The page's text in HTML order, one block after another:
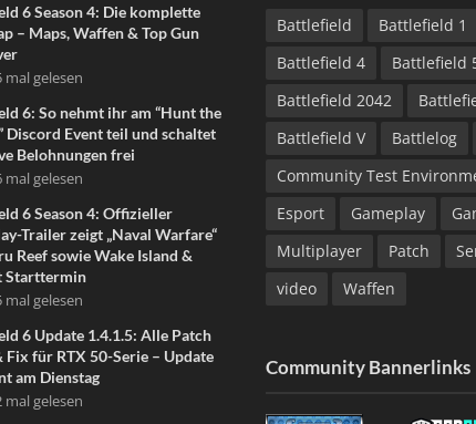
6 Season 4: Die komplette
– Maps, Waffen & Top Gun
mal gelesen
6: So nehmt ihr am “Hunt the
Discord Event teil und schaltet
Belohnungen frei
mal gelesen
6 Season 4: Offizieller
Trailer zeigt „Naval Warfare“
Reef sowie Wake Island &
Starttermin
mal gelesen
6 Update 1.4.1.5: Alle Patch
Fix für RTX 50-Serie – Update
am Dienstag
mal gelesen
Battlefield Battlefield 1
Battlefield 4
Battlefield
Battlefield 2042
Battlefield V
Battlelog
Community Test
Esport
Gameplay
Multiplayer
Patch
video
Waffen
Community Bannerlinks